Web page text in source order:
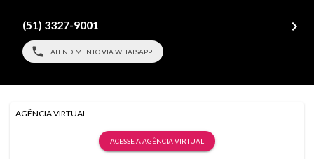
(51) 3327-9001
ATENDIMENTO VIA WHATSAPP
AGÊNCIA VIRTUAL
ACESSE A AGÊNCIA VIRTUAL